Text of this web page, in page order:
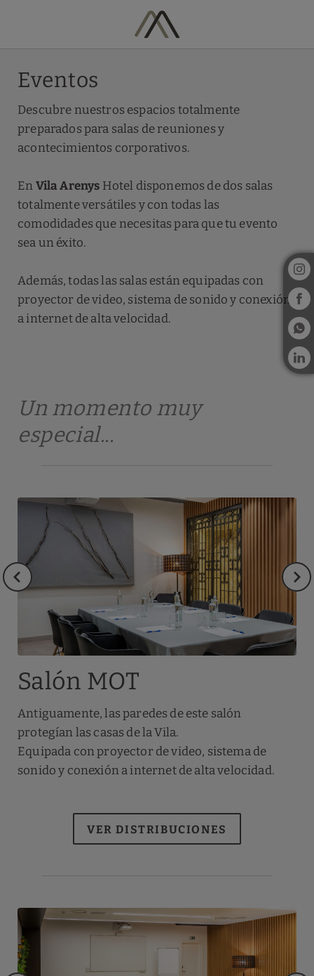
Eventos
Descubre nuestros espacios totalmente
preparados para salas de reuniones y
acontecimientos corporativos.
EnVila Arenys Hotel disponemos de dos salas
totalmente versátiles y con todas las
comodidades que necesitas para que tu evento
sea un éxito.
Además, todas las salas están equipadas con
proyector de video, sistema de sonido y conexión
a internet de alta velocidad.
Un momento muy
especial...
Salón MOT
Antiguamente, las paredes de este salón
protegían las casas de la Vila.
Equipada con proyector de video, sistema de
sonido y conexión a internet de alta velocidad.
VER DISTRIBUCIONES